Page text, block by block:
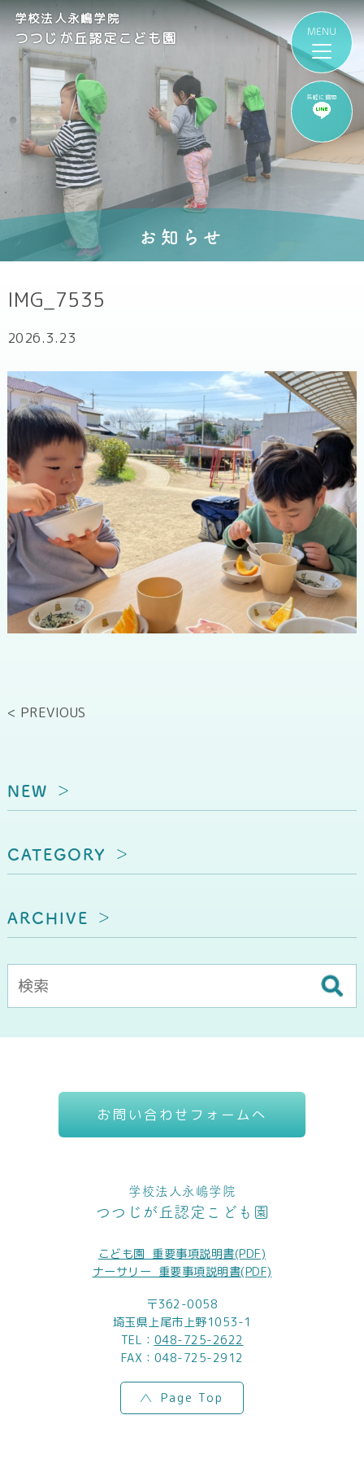
気軽に質問
学校法人永嶋学院
つつじが丘認定こども園
お知らせ
IMG_7535
2026.3.23
< PREVIOUS
NEW
CATEGORY
ARCHIVE
お問い合わせフォームへ
学校法人永嶋学院
つつじが丘認定こども園
こども園_重要事項説明書(PDF)
ナーサリー_重要事項説明書(PDF)
〒362-0058
埼玉県上尾市上野1053-1
TEL： 048-725-2622
FAX：048-725-2912
Page Top